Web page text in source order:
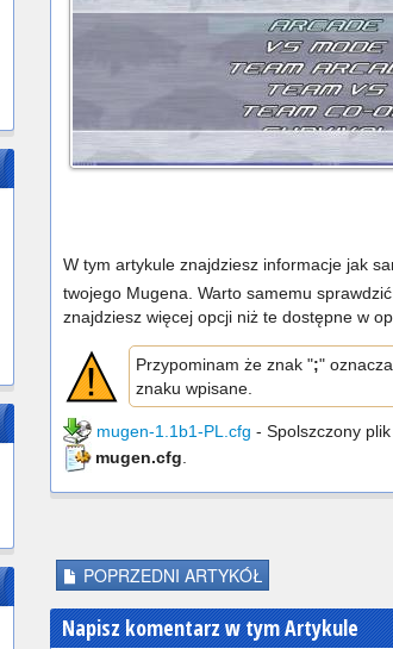
W tym artykule znajdziesz informacje jak
twojego Mugena. Warto samemu
znajdziesz więcej opcji niż te dostępne w
Przypominam że znak ";"
znaku wpisane.
mugen-1.1b1-PL.cfg - Spolszczony
mugen.cfg
POPRZEDNI ARTYKÓŁ
Napisz komentarz w tym Artykule